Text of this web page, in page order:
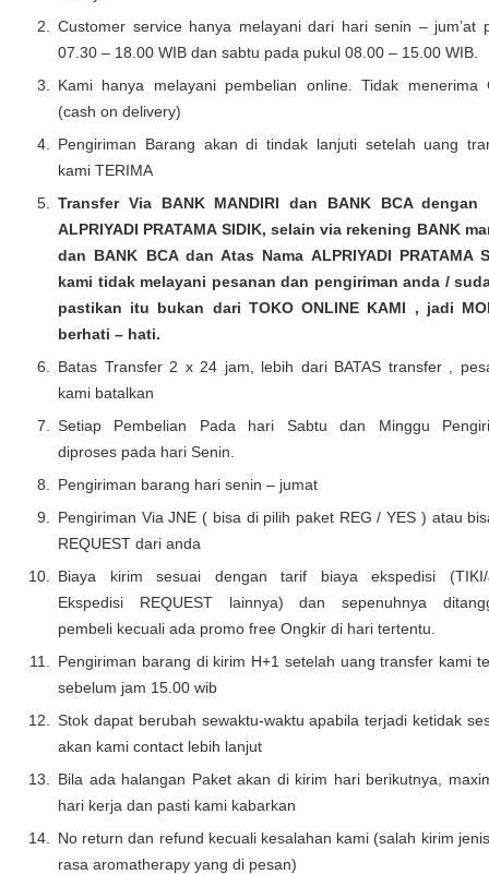
Customer service hanya melayani dari hari senin – jum’at
07.30 – 18.00 WIB dan sabtu pada pukul 08.00 – 15.00 WIB.
Kami hanya melayani pembelian online. Tidak menerima
(cash on delivery)
Pengiriman Barang akan di tindak lanjuti setelah uang
kami TERIMA
Transfer Via BANK MANDIRI dan BANK BCA
ALPRIYADI PRATAMA SIDIK, selain via rekening BANK
dan BANK BCA dan Atas Nama ALPRIYADI PRATAMA
kami tidak melayani pesanan dan pengiriman anda /
pastikan itu bukan dari TOKO ONLINE KAMI , jadi
berhati – hati.
Batas Transfer 2 x 24 jam, lebih dari BATAS transfer ,
kami batalkan
Setiap Pembelian Pada hari Sabtu dan Minggu
diproses pada hari Senin.
Pengiriman barang hari senin – jumat
Pengiriman Via JNE ( bisa di pilih paket REG / YES ) atau
REQUEST dari anda
Biaya kirim sesuai dengan tarif biaya ekspedisi (TIKI/
Ekspedisi REQUEST lainnya) dan sepenuhnya
pembeli kecuali ada promo free Ongkir di hari tertentu.
Pengiriman barang di kirim H+1 setelah uang transfer kami
sebelum jam 15.00 wib
Stok dapat berubah sewaktu-waktu apabila terjadi ketidak
akan kami contact lebih lanjut
Bila ada halangan Paket akan di kirim hari berikutnya,
hari kerja dan pasti kami kabarkan
No return dan refund kecuali kesalahan kami (salah kirim
rasa aromatherapy yang di pesan)